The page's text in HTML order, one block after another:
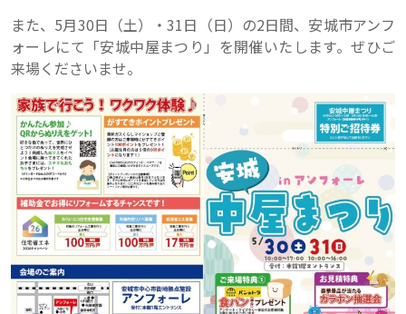
また、5月30日（土）・31日（日）の2日間、安城市アンフ
ォーレにて「安城中屋まつり」を開催いたします。ぜひご
来場くださいませ。